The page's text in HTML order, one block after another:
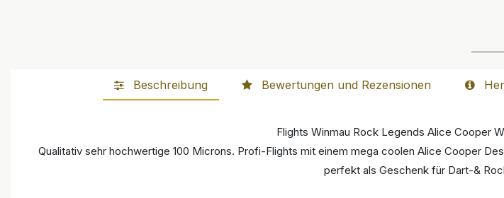
Beschreibung Bewertungen und Rezensionen
Flights Winmau Rock Legends Alice Cooper
Qualitativ sehr hochwertige 100 Microns. Profi-Flights mit einem mega coolen Alice Cooper
perfekt als Geschenk für Dart-&